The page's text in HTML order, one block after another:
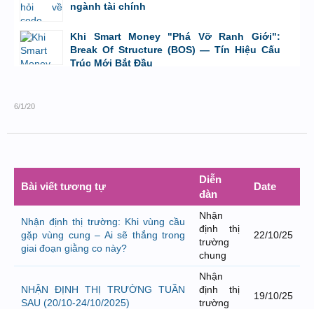
ngành tài chính
bởi GiaBao09052000 ,8/7/26 lúc 10:21
Khi Smart Money "Phá Vỡ Ranh Giới":
Break Of Structure (BOS) — Tín Hiệu Cấu
Trúc Mới Bắt Đầu
6/1/20
Bài viết tương tự
Diễn
đàn
Date
Nhận định thị trường: Khi vùng cầu
gặp vùng cung – Ai sẽ thắng trong
giai đoạn giằng co này?
Nhận
định thị
trường
chung
22/10/25
NHẬN ĐỊNH THỊ TRƯỜNG TUẦN
SAU (20/10-24/10/2025)
Nhận
định thị
trường
19/10/25